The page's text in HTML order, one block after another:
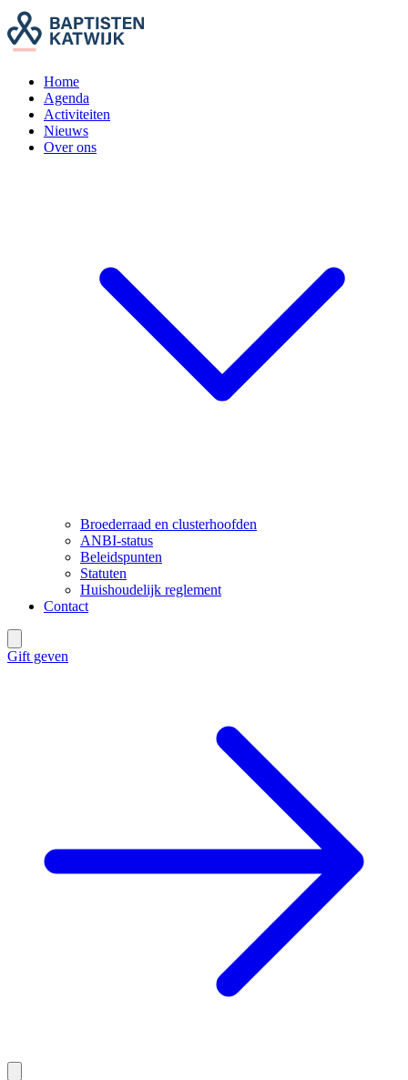
Home
Agenda
Activiteiten
Nieuws
Over ons
Broederraad en clusterhoofden
ANBI-status
Beleidspunten
Statuten
Huishoudelijk reglement
Contact
Gift geven